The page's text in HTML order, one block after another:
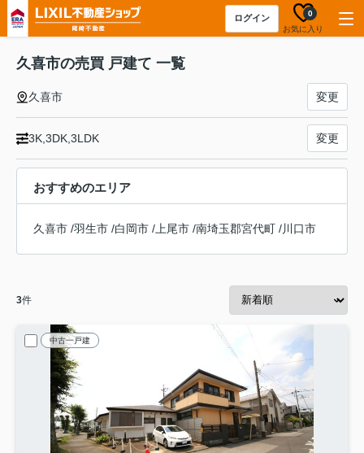
ログイン
お気に入り
0
久喜市の売買 戸建て 一覧
久喜市 変更
3K,3DK,3LDK 変更
おすすめのエリア
久喜市 /羽生市 /白岡市 / 上尾市 /南埼玉郡宮代町 /川口市
3件
中古一戸建